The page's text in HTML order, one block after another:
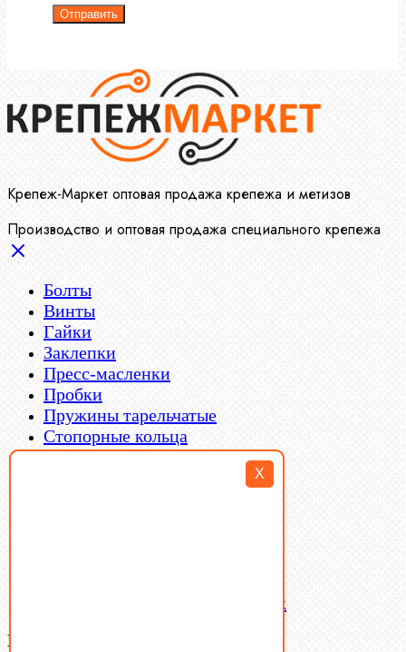
X
Отправить
Крепеж-Маркет оптовая продажа крепежа и метизов
Производство и оптовая продажа специального крепежа
Болты
Винты
Гайки
Заклепки
Пресс-масленки
Пробки
Пружины тарельчатые
Стопорные кольца
Такелаж
Латунный и бронзовый крепеж
Ваша корзина